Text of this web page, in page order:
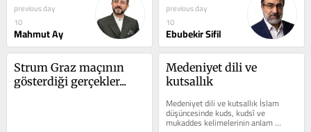
previous day
10
Mahmut Ay
previous day
10
Ebubekir Sifil
Strum Graz maçının
gösterdiği gerçekler...
Medeniyet dili ve
kutsallık
Medeniyet dili ve kutsallık İslam
düşüncesinde kuds, kudsî ve
mukaddes kelimelerinin anlam